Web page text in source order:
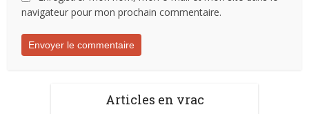
navigateur pour mon prochain commentaire.
Articles en vrac